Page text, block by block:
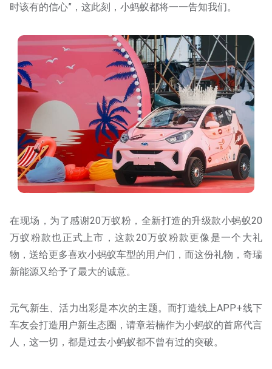
时该有的信心”，这此刻，小蚂蚁都将一一告知我们。
在现场，为了感谢20万蚁粉，全新打造的升级款小蚂蚁20
万蚁粉款也正式上市，这款20万蚁粉款更像是一个大礼
物，送给更多喜欢小蚂蚁车型的用户们，而这份礼物，奇瑞
新能源又给予了最大的诚意。
元气新生、活力出彩是本次的主题。而打造线上APP+线下
车友会打造用户新生态圈，请章若楠作为小蚂蚁的首席代言
人，这一切，都是过去小蚂蚁都不曾有过的突破。